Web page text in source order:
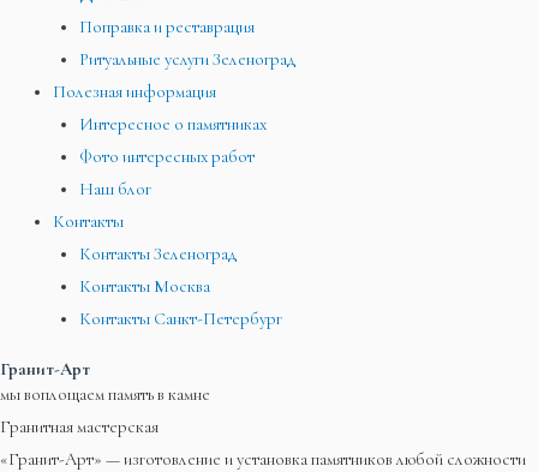
Поправка и реставрация
Ритуальные услуги Зеленоград
Полезная информация
Интересное о памятниках
Фото интересных работ
Наш блог
Контакты
Контакты Зеленоград
Контакты Москва
Контакты Санкт-Петербург
Гранит-Арт
мы воплощаем память в камне
Гранитная мастерская
«Гранит-Арт» — изготовление и установка памятников любой сложности